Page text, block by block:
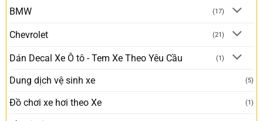
BMW (17)
Chevrolet (21)
Dán Decal Xe Ô tô - Tem Xe Theo Yêu Cầu (1)
Dung dịch vệ sinh xe (5)
Đồ chơi xe hơi theo Xe (1)